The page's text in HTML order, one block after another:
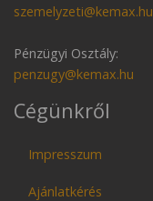
szemelyzeti@kemax.hu
Pénzügyi Osztály:
penzugy@kemax.hu
Cégünkről
Impresszum
Ajánlatkérés